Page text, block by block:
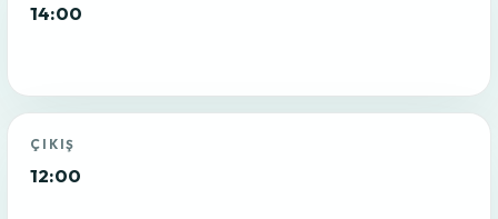
14:00
ÇIKIŞ
12:00